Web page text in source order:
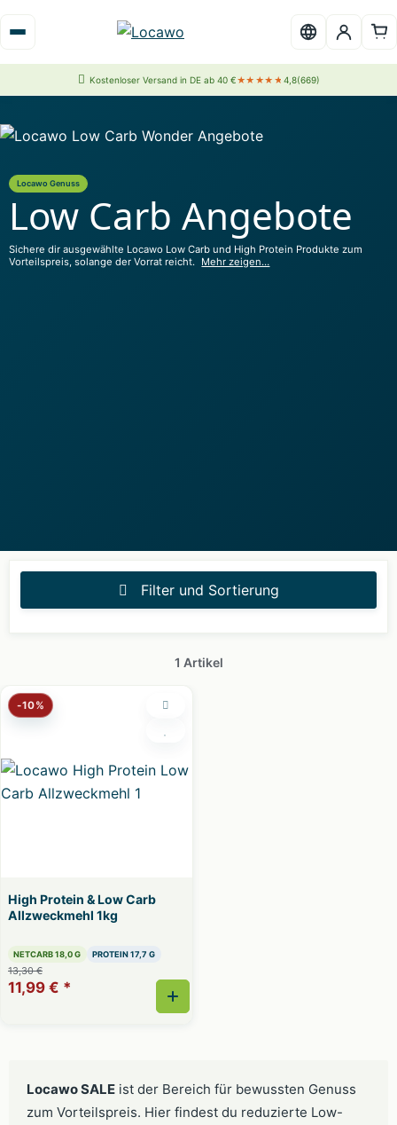
Kostenloser Versand in DE ab 40 €★★★★★4,8(669)
Locawo Genuss
Low Carb Angebote
Sichere dir ausgewählte Locawo Low Carb und High Protein Produkte zum
Vorteilspreis, solange der Vorrat reicht. Mehr zeigen…
Filter und Sortierung
1 Artikel
-10%
High Protein & Low Carb
Allzweckmehl 1kg
NETCARB 18,0 G PROTEIN 17,7 G
11,99 € *
13,30 €
Locawo SALE ist der Bereich für bewussten Genuss
zum Vorteilspreis. Hier findest du reduzierte Low-